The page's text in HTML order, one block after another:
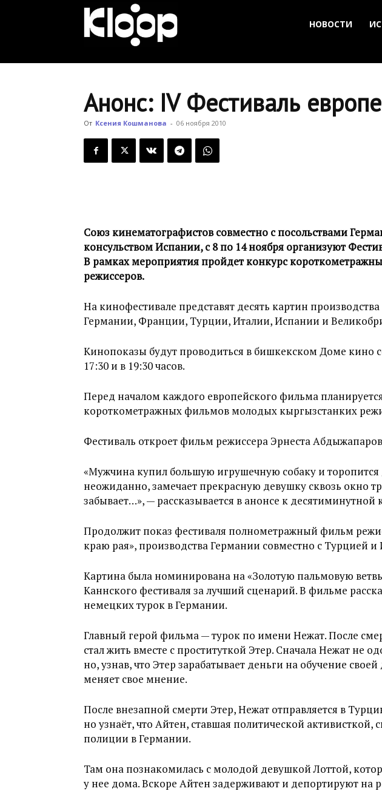
Новости
НОВОСТИ
Анонс: IV Фестиваль
От Ксения Кошманова - 06 ноября 2010
Союз кинематографистов совместно с посольствами
консульством Испании, с 8 по 14 ноября организуют
В рамках мероприятия пройдет конкурс
режиссеров.
На кинофестивале представят десять картин
Германии, Франции, Турции, Италии, Испании и
Кинопоказы будут проводиться в бишкекском Доме кино
17:30 и в 19:30 часов.
Перед началом каждого европейского фильма
короткометражных фильмов молодых кыргызстанких
Фестиваль откроет фильм режиссера Эрнеста
«Мужчина купил большую игрушечную собаку и
неожиданно, замечает прекрасную девушку сквозь окно
забывает…», — рассказывается в анонсе к десятиминутной
Продолжит показ фестиваля полнометражный фильм
краю рая», производства Германии совместно с Турцией и
Картина была номинирована на «Золотую пальмовую
Каннского фестиваля за лучший сценарий. В фильме
немецких турок в Германии.
Главный герой фильма — турок по имени Нежат. После
стал жить вместе с проституткой Этер. Сначала Нежат не
но, узнав, что Этер зарабатывает деньги на обучение
меняет свое мнение.
После внезапной смерти Этер, Нежат отправляется в
но узнаёт, что Айтен, ставшая политической активисткой,
полиции в Германии.
Там она познакомилась с молодой девушкой Лоттой,
у нее дома. Вскоре Айтен задерживают и депортируют на